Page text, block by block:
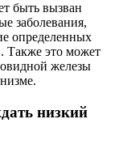
быть вызван
заболевания,
определенных
Также это может
железы
низкий